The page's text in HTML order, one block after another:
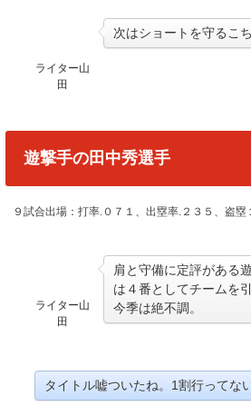
ライター山
田
次はショートを守るこ
遊撃手の田中秀選手
９試合出場：打率.０７１、出塁率.２３５、盗塁
ライター山
田
肩と守備に定評がある
は４番としてチームを
今季は絶不調。
タイトル嘘ついたね。1割行ってな